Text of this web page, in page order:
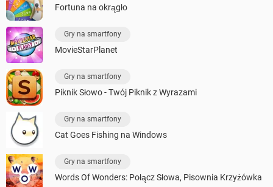
Fortuna na okrągło
Gry na smartfony
MovieStarPlanet
Gry na smartfony
Piknik Słowo - Twój Piknik z Wyrazami
Gry na smartfony
Cat Goes Fishing na Windows
Gry na smartfony
Words Of Wonders: Połącz Słowa, Pisownia Krzyżówka